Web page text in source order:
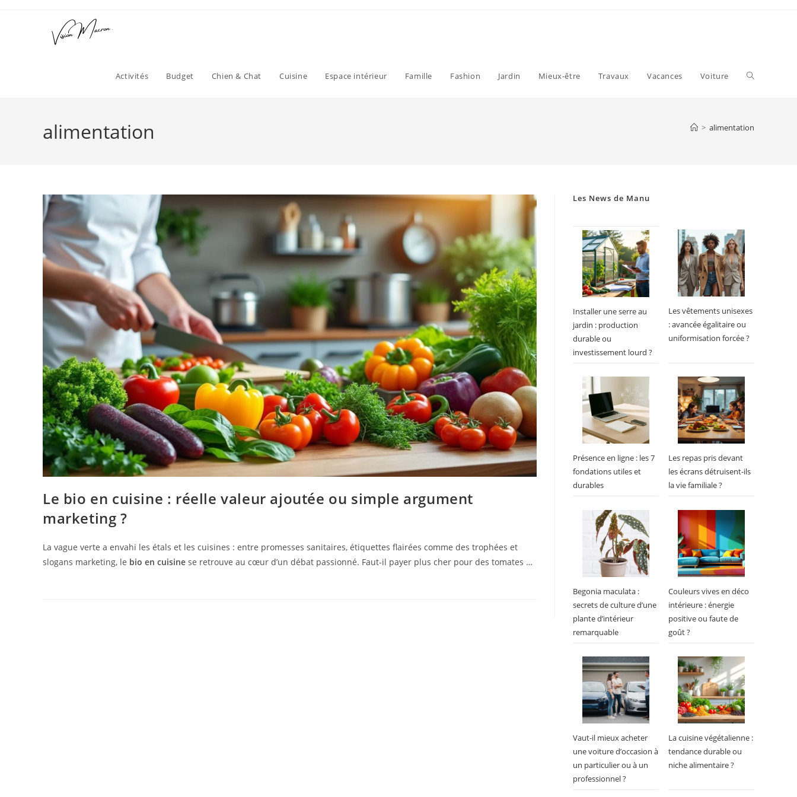
Activités Budget Chien & Chat Cuisine Espace intérieur Famille Fashion Jardin Mieux-être Travaux Vacances Voiture Toggle
alimentation > alimentation
Le bio en cuisine : réelle valeur ajoutée ou simple argument
marketing ?
La vague verte a envahi les étals et les cuisines : entre promesses sanitaires, étiquettes flairées comme des trophées et
slogans marketing, le bio en cuisine se retrouve au cœur d’un débat passionné. Faut-il payer plus cher pour des tomates …
Les News de Manu
Installer une serre au
jardin : production
durable ou
investissement lourd ?
Les vêtements unisexes
: avancée égalitaire ou
uniformisation forcée ?
Présence en ligne : les 7
fondations utiles et
durables
Les repas pris devant
les écrans détruisent-ils
la vie familiale ?
Begonia maculata :
secrets de culture d’une
plante d’intérieur
remarquable
Couleurs vives en déco
intérieure : énergie
positive ou faute de
goût ?
Vaut-il mieux acheter
une voiture d’occasion à
un particulier ou à un
professionnel ?
La cuisine végétalienne :
tendance durable ou
niche alimentaire ?